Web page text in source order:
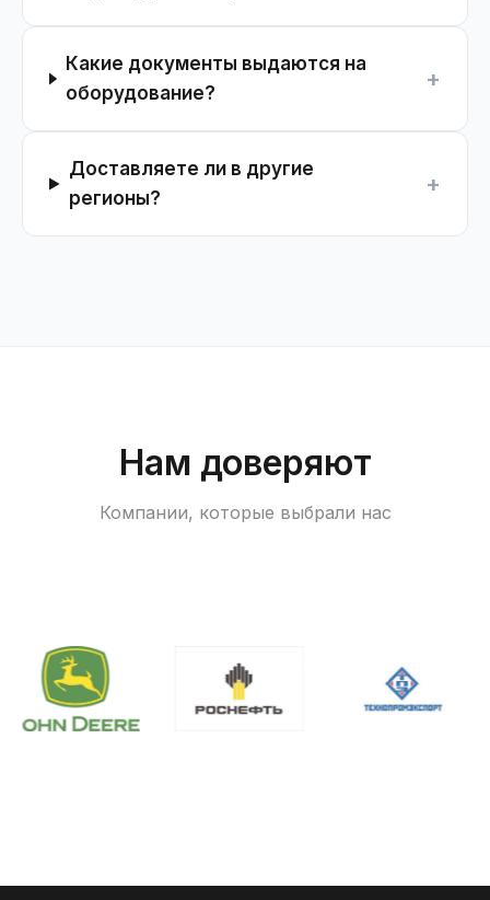
Какие документы выдаются на
оборудование?
+
Доставляете ли в другие
регионы?
+
Нам доверяют
Компании, которые выбрали нас